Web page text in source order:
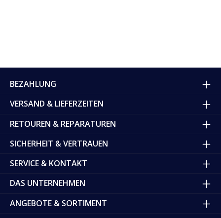
BEZAHLUNG
VERSAND & LIEFERZEITEN
RETOUREN & REPARATUREN
SICHERHEIT & VERTRAUEN
SERVICE & KONTAKT
DAS UNTERNEHMEN
ANGEBOTE & SORTIMENT